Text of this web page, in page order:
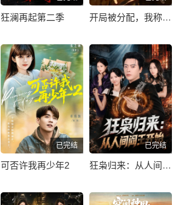
狂澜再起第二季 开局被分配，我称霸古代
已完结
可否许我再少年2
已完结
狂枭归来：从人间阎王开始